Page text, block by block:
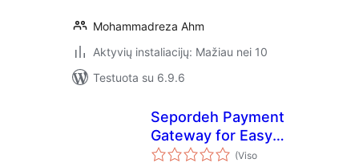
Mohammadreza Ahm
Aktyvių instaliacijų: Mažiau nei 10
Testuota su 6.9.6
Sepordeh Payment
Gateway for Easy
Digital Downloads
(Viso